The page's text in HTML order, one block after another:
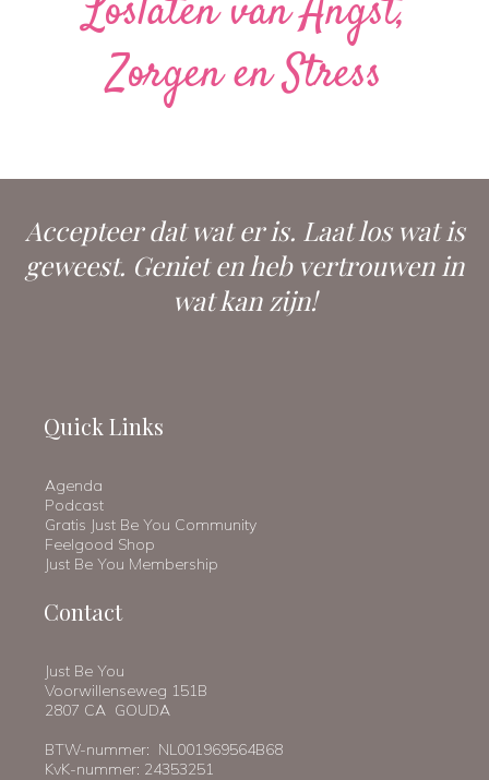
Loslaten van Angst,
Zorgen en Stress
Accepteer dat wat er is. Laat los wat is
geweest. Geniet en heb vertrouwen in
wat kan zijn!
Quick Links
Agenda
Podcast
Gratis Just Be You Community
Feelgood Shop
Just Be You Membership
Contact
Just Be You
Voorwillenseweg 151B
2807 CA GOUDA
BTW-nummer: NL001969564B68
KvK-nummer: 24353251